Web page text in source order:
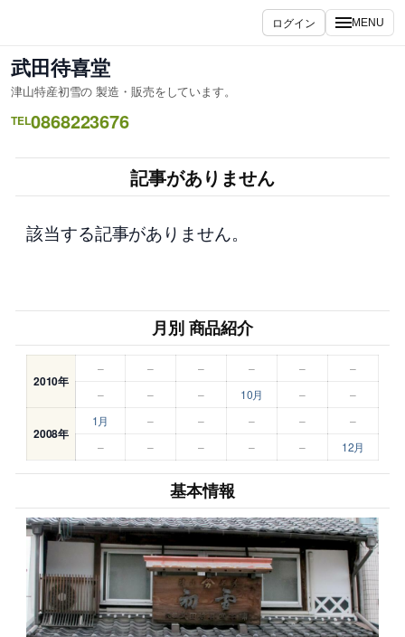
を
ス
キ
ッ
ログイン MENU
武田待喜堂
津山特産初雪の 製造・販売をしています。
TEL0868223676
記事がありません
該当する記事がありません。
月別 商品紹介
2010年
– – – – –
–
–
– – 10月 – –
2008年
1月 – – – –
–
–
– – – – 12月
基本情報